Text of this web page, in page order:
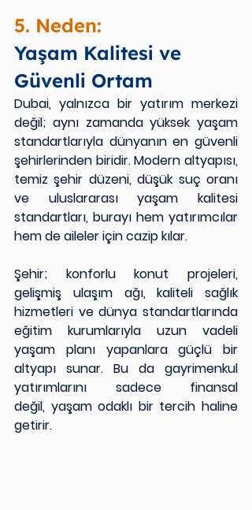
5. Neden:
Yaşam Kalitesi ve
Güvenli Ortam
Dubai, yalnızca bir yatırım merkezi
değil; aynı zamanda yüksek yaşam
standartlarıyla dünyanın en güvenli
şehirlerinden biridir. Modern altyapısı,
temiz şehir düzeni, düşük suç oranı
ve uluslararası yaşam kalitesi
standartları, burayı hem yatırımcılar
hem de aileler için cazip kılar.
Şehir; konforlu konut projeleri,
gelişmiş ulaşım ağı, kaliteli sağlık
hizmetleri ve dünya standartlarında
eğitim kurumlarıyla uzun vadeli
yaşam planı yapanlara güçlü bir
altyapı sunar. Bu da gayrimenkul
yatırımlarını sadece finansal
değil, yaşam odaklı bir tercih haline
getirir.